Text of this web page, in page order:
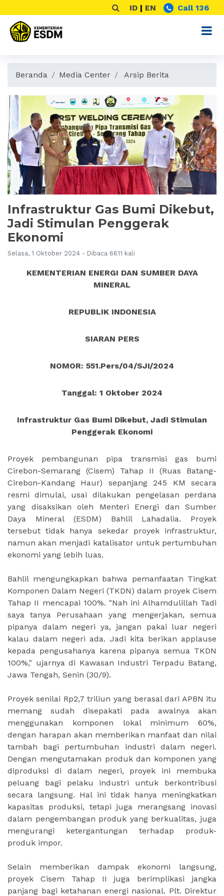
ID | EN Call 136
Beranda Media Center Arsip Berita
Infrastruktur Gas Bumi Dikebut,
Jadi Stimulan Penggerak
Ekonomi
Selasa, 1 Oktober 2024 - Dibaca 6611 kali
KEMENTERIAN ENERGI DAN SUMBER DAYA
MINERAL
REPUBLIK INDONESIA
SIARAN PERS
NOMOR: 551.Pers/04/SJI/2024
Tanggal: 1 Oktober 2024
Infrastruktur Gas Bumi Dikebut, Jadi Stimulan
Penggerak Ekonomi
Proyek pembangunan pipa transmisi gas bumi
Cirebon-Semarang (Cisem) Tahap II (Ruas Batang-
Cirebon-Kandang Haur) sepanjang 245 KM secara
resmi dimulai, usai dilakukan pengelasan perdana
yang disaksikan oleh Menteri Energi dan Sumber
Daya Mineral (ESDM) Bahlil Lahadalia. Proyek
tersebut tidak hanya sekedar proyek infrastruktur,
namun akan menjadi katalisator untuk pertumbuhan
ekonomi yang lebih luas.
Bahlil mengungkapkan bahwa pemanfaatan Tingkat
Komponen Dalam Negeri (TKDN) dalam proyek Cisem
Tahap II mencapai 100%. "Nah ini Alhamdulillah Tadi
saya tanya Perusahaan yang mengerjakan, semua
pipanya dalam negeri ya, jangan pakai luar negeri
kalau dalam negeri ada. Jadi kita berikan applause
kepada pengusahanya karena pipanya semua TKDN
100%," ujarnya di Kawasan Industri Terpadu Batang,
Jawa Tengah, Senin (30/9).
Proyek senilai Rp2,7 triliun yang berasal dari APBN itu
memang sudah disepakati pada awalnya akan
menggunakan komponen lokal minimum 60%,
dengan harapan akan memberikan manfaat dan nilai
tambah bagi pertumbuhan industri dalam negeri.
Dengan mengutamakan produk dan komponen yang
diproduksi di dalam negeri, proyek ini membuka
peluang bagi pelaku industri untuk berkontribusi
secara langsung. Hal ini tidak hanya meningkatkan
kapasitas produksi, tetapi juga merangsang inovasi
dalam pengembangan produk yang berkualitas, juga
mengurangi ketergantungan terhadap produk-
produk impor.
Selain memberikan dampak ekonomi langsung,
proyek Cisem Tahap II juga berimplikasi jangka
panjang bagi ketahanan energi nasional. Plt. Direktur